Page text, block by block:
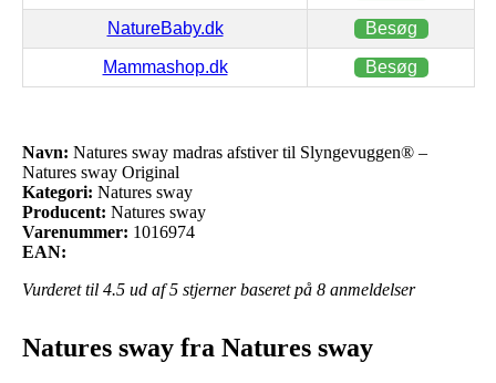
NatureBaby.dk Besøg
Mammashop.dk Besøg
Navn: Natures sway madras afstiver til Slyngevuggen® –
Natures sway Original
Kategori: Natures sway
Producent: Natures sway
Varenummer: 1016974
EAN:
Vurderet til 4.5 ud af 5 stjerner baseret på 8 anmeldelser
Natures sway fra Natures sway